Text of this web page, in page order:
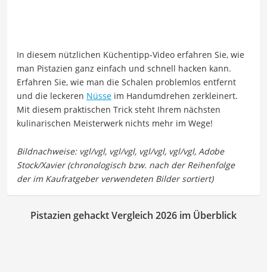
In diesem nützlichen Küchentipp-Video erfahren Sie, wie
man Pistazien ganz einfach und schnell hacken kann.
Erfahren Sie, wie man die Schalen problemlos entfernt
und die leckeren Nüsse im Handumdrehen zerkleinert.
Mit diesem praktischen Trick steht Ihrem nächsten
kulinarischen Meisterwerk nichts mehr im Wege!
Pistazien gehackt Vergleich 2026 im Überblick